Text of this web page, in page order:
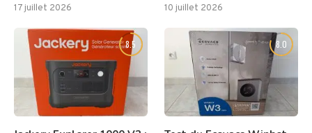
17 juillet 2026 10 juillet 2026
8.5 8.0